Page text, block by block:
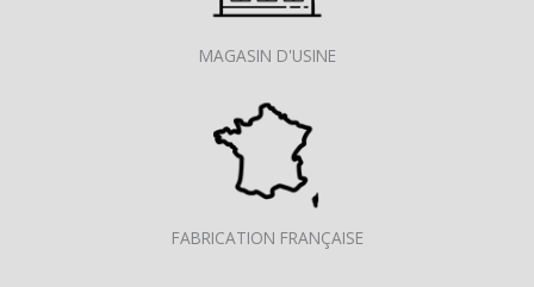
MAGASIN D'USINE
FABRICATION FRANÇAISE